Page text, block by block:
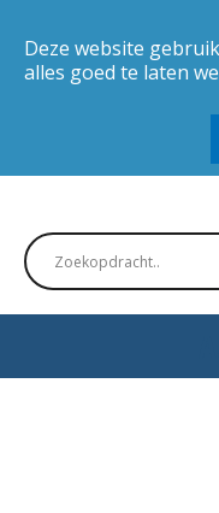
Deze website
alles goed te laten